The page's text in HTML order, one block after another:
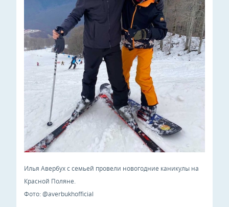
Илья Авербух с семьей провели новогодние каникулы на
Красной Поляне.
Фото: @averbukhofficial